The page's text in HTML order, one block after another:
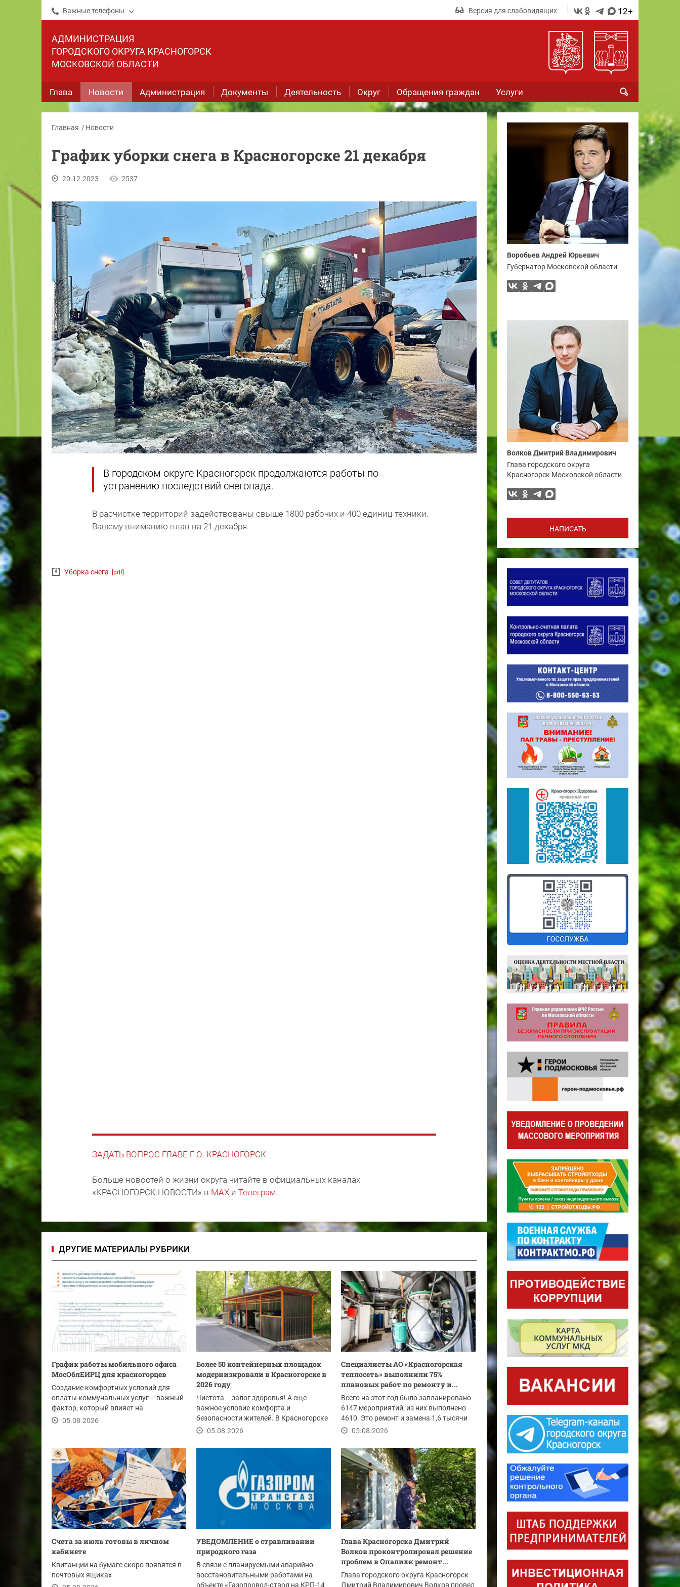
Важные телефоны Версия для слабовидящих 12+
АДМИНИСТРАЦИЯ
ГОРОДСКОГО ОКРУГА КРАСНОГОРСК
МОСКОВСКОЙ ОБЛАСТИ
Глава Новости Администрация Документы Деятельность Округ Обращения граждан Услуги
Главная Новости
График уборки снега в Красногорске 21 декабря
20.12.2023 2537
В городском округе Красногорск продолжаются работы по
устранению последствий снегопада.
В расчистке территорий задействованы свыше 1800 рабочих и 400 единиц техники.
Вашему вниманию план на 21 декабря.
Уборка снега [pdf]
ЗАДАТЬ ВОПРОС ГЛАВЕ Г.О. КРАСНОГОРСК
Больше новостей о жизни округа читайте в официальных каналах
«КРАСНОГОРСК.НОВОСТИ» в MAX и Телеграм.
ДРУГИЕ МАТЕРИАЛЫ РУБРИКИ
График работы мобильного офиса
МосОблЕИРЦ для красногорцев
Создание комфортных условий для
оплаты коммунальных услуг – важный
фактор, который влияет на
своевременность...
05.08.2026
Более 50 контейнерных площадок
модернизировали в Красногорске в
2026 году
Чистота – залог здоровья! А еще –
важное условие комфорта и
безопасности жителей. В Красногорске
этим летом провели...
05.08.2026
Специалисты АО «Красногорская
теплосеть» выполнили 75%
плановых работ по ремонту и...
Всего на этот год было запланировано
6147 мероприятий, из них выполнено
4610. Это ремонт и замена 1,6 тысячи
погонных...
05.08.2026
Счета за июль готовы в личном
кабинете
Квитанции на бумаге скоро появятся в
почтовых ящиках
УВЕДОМЛЕНИЕ о стравливании
природного газа
В связи с планируемыми аварийно-
восстановительными работами на
объекте «Газопровод-отвод на КРП-14
Глава Красногорска Дмитрий
Волков проконтролировал решение
проблем в Опалихе: ремонт...
Глава городского округа Красногорск
Дмитрий Владимирович Волков провел
Воробьев Андрей Юрьевич
Губернатор Московской области
Волков Дмитрий Владимирович
Глава городского округа
Красногорск Московской области
НАПИСАТЬ